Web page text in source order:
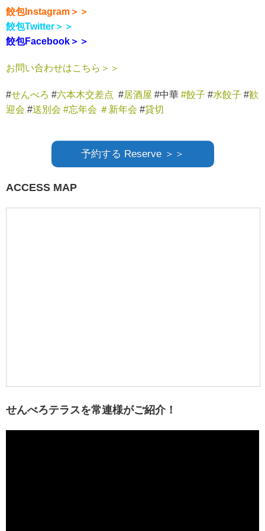
餃包Instagram＞＞
餃包Twitter＞＞
餃包Facebook＞＞
お問い合わせはこちら＞＞
#せんべろ #六本木交差点 #居酒屋 #中華 #餃子 #水餃子 #歓
迎会 #送別会 #忘年会 ＃新年会 #貸切
予約する Reserve ＞＞
ACCESS MAP
せんべろテラスを常連様がご紹介！